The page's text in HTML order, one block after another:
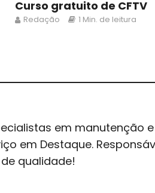
Curso gratuito de CFTV
Redação 1 Min. de leitura
em manutenção
em Destaque.
qualidade!